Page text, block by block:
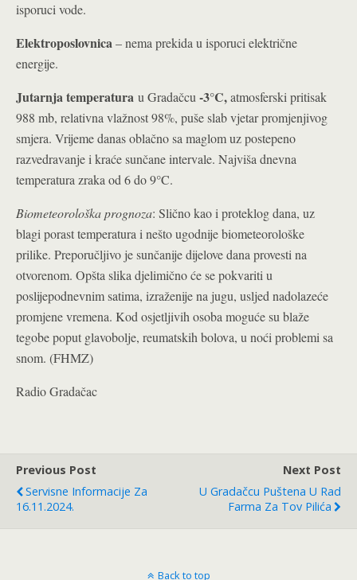
isporuci vode.
Elektroposlovnica– nema prekida u isporuci električne
energije.
Jutarnja temperatura u Gradačcu -3°C,atmosferski pritisak
988 mb, relativna vlažnost 98%, puše slab vjetar promjenjivog
smjera. Vrijeme danas oblačno sa maglom uz postepeno
razvedravanje i kraće sunčane intervale. Najviša dnevna
temperatura zraka od 6 do 9°C.
Biometeorološka prognoza: Slično kao i proteklog dana, uz
blagi porast temperatura i nešto ugodnije biometeorološke
prilike. Preporučljivo je sunčanije dijelove dana provesti na
otvorenom. Opšta slika djelimično će se pokvariti u
poslijepodnevnim satima, izraženije na jugu, usljed nadolazeće
promjene vremena. Kod osjetljivih osoba moguće su blaže
tegobe poput glavobolje, reumatskih bolova, u noći problemi sa
snom. (FHMZ)
Radio Gradačac
Previous Post
Servisne Informacije Za
16.11.2024.
Next Post
U Gradačcu Puštena U Rad
Farma Za Tov Pilića
Back to top